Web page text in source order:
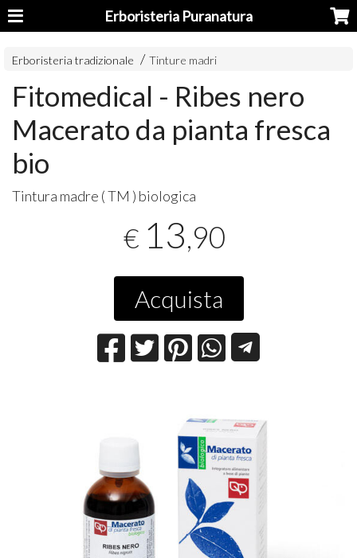
Erboristeria Puranatura
Erboristeria tradizionale Tinture madri
Fitomedical - Ribes nero
Macerato da pianta fresca
bio
Tintura madre ( TM ) biologica
€ 13,90
Acquista